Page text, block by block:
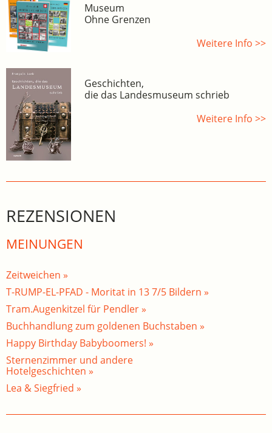
Museum
Ohne Grenzen
Weitere Info >>
Geschichten,
die das Landesmuseum schrieb
Weitere Info >>
REZENSIONEN
MEINUNGEN
Zeitweichen »
T-RUMP-EL-PFAD - Moritat in 13 7/5 Bildern »
Tram.Augenkitzel für Pendler »
Buchhandlung zum goldenen Buchstaben »
Happy Birthday Babyboomers! »
Sternenzimmer und andere
Hotelgeschichten »
Lea & Siegfried »